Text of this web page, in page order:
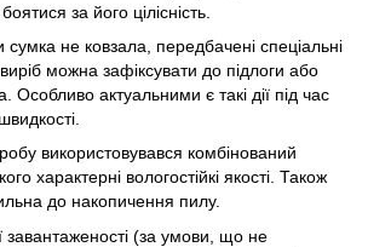
за його цілісність.
сумка не ковзала, передбачені спеціальні
можна зафіксувати до підлоги або
Особливо актуальними є такі дії під час
використовувався комбінований
характерні вологостійкі якості. Також
до накопичення пилу.
завантаженості (за умови, що не